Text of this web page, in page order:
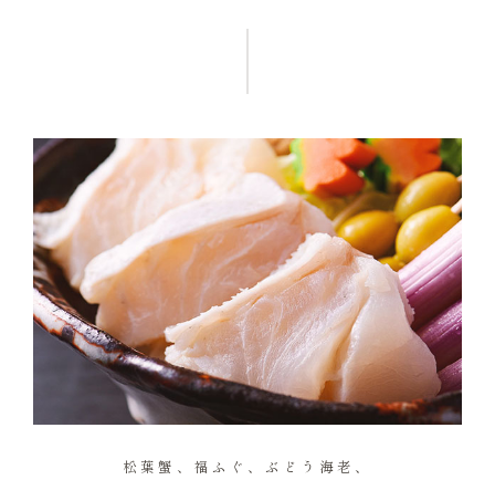
松葉蟹、福ふぐ、ぶどう海老、